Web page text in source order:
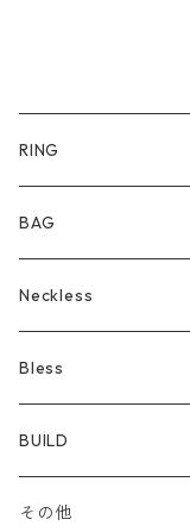
RING
サンダル
BAG
Neckless
Bless
BUILD
sheet
その他